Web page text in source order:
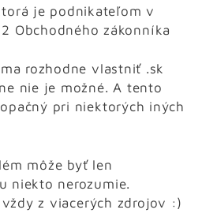
je podnikateľom v
Obchodného zákonníka
rozhodne vlastniť .sk
nie je možné. A tento
pri niektorých iných
môže byť len
niekto nerozumie.
z viacerých zdrojov :)